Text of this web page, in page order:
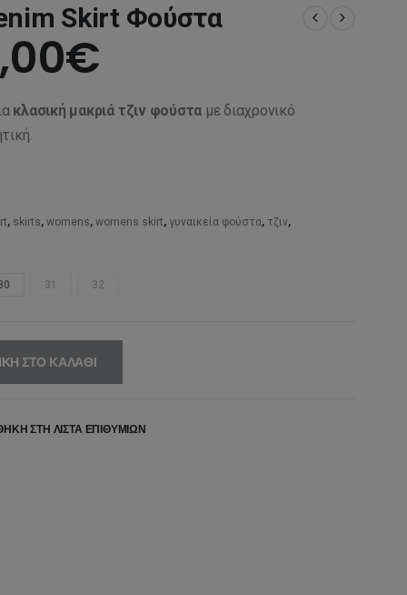
Skirt Φούστα
€
τρέχουσα
67,00€.
κλασική μακριά τζιν φούστα με διαχρονικό
, skirts, womens, womens skirt, γυναικεία φούστα, τζιν,
31 32
ΣΤΟ ΚΑΛΆΘΙ
ΣΤΗ ΛΊΣΤΑ ΕΠΙΘΥΜΙΏΝ